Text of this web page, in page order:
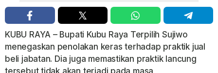
KUBU RAYA – Bupati Kubu Raya Terpilih Sujiwo
menegaskan penolakan keras terhadap praktik jual
beli jabatan. Dia juga memastikan praktik lancung